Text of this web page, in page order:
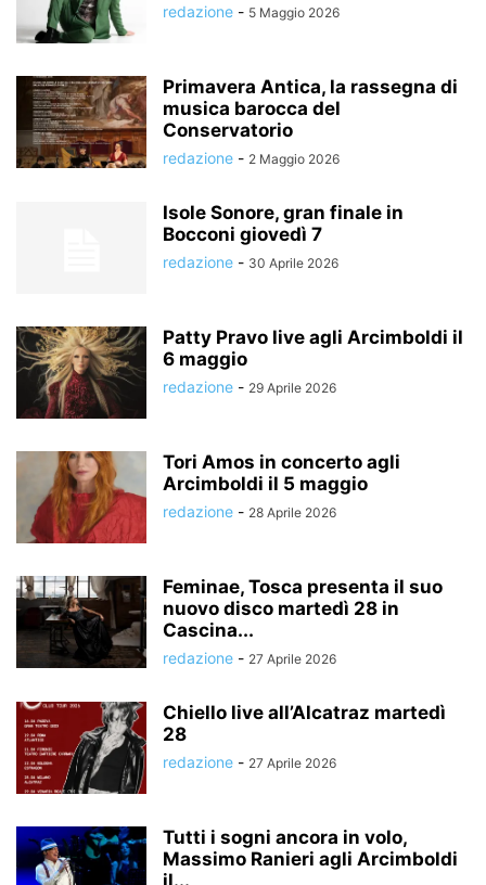
redazione - 5 Maggio 2026
Primavera Antica, la rassegna di
musica barocca del
Conservatorio
redazione - 2 Maggio 2026
Isole Sonore, gran finale in
Bocconi giovedì 7
redazione - 30 Aprile 2026
Patty Pravo live agli Arcimboldi il
6 maggio
redazione - 29 Aprile 2026
Tori Amos in concerto agli
Arcimboldi il 5 maggio
redazione - 28 Aprile 2026
Feminae, Tosca presenta il suo
nuovo disco martedì 28 in
Cascina...
redazione - 27 Aprile 2026
Chiello live all’Alcatraz martedì
28
redazione - 27 Aprile 2026
Tutti i sogni ancora in volo,
Massimo Ranieri agli Arcimboldi
il...